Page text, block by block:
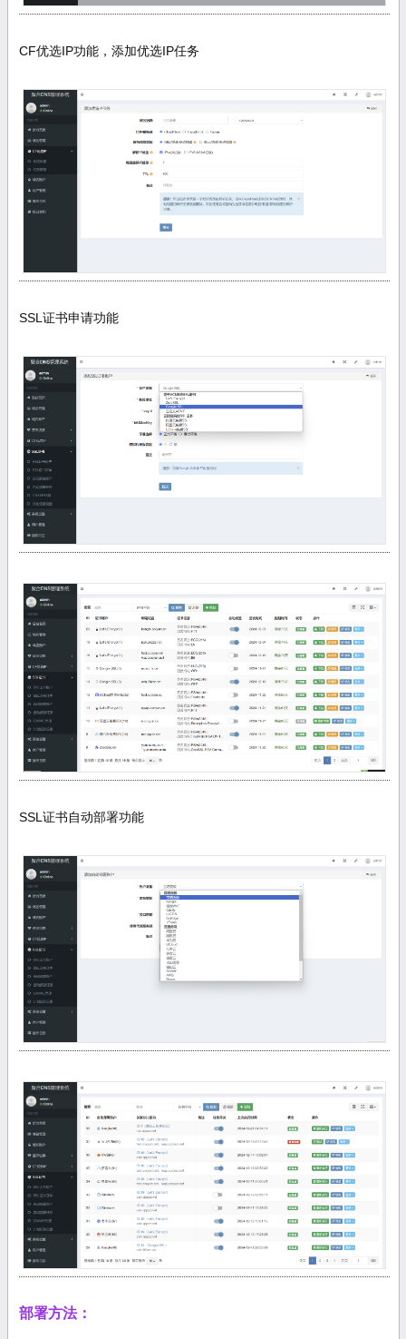
CF优选IP功能，添加优选IP任务
SSL证书申请功能
SSL证书自动部署功能
部署方法：